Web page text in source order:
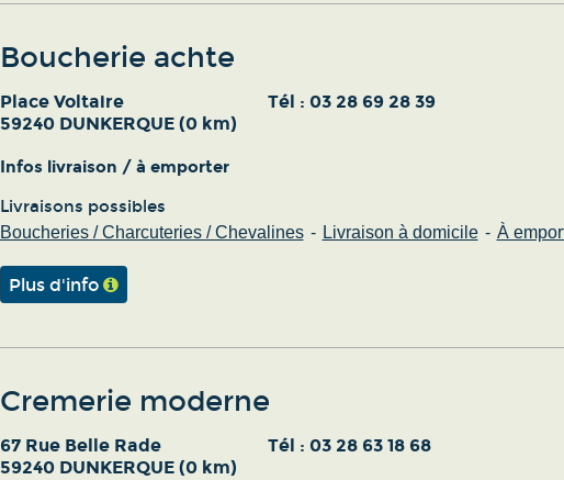
Boucherie achte
Place Voltaire
59240 DUNKERQUE (0 km)
Tél : 03 28 69 28 39
Infos livraison / à emporter
Livraisons possibles
Boucheries / Charcuteries / Chevalines Livraison à domicile À
Plus d'info
Cremerie moderne
67 Rue Belle Rade
59240 DUNKERQUE (0 km)
Tél : 03 28 63 18 68